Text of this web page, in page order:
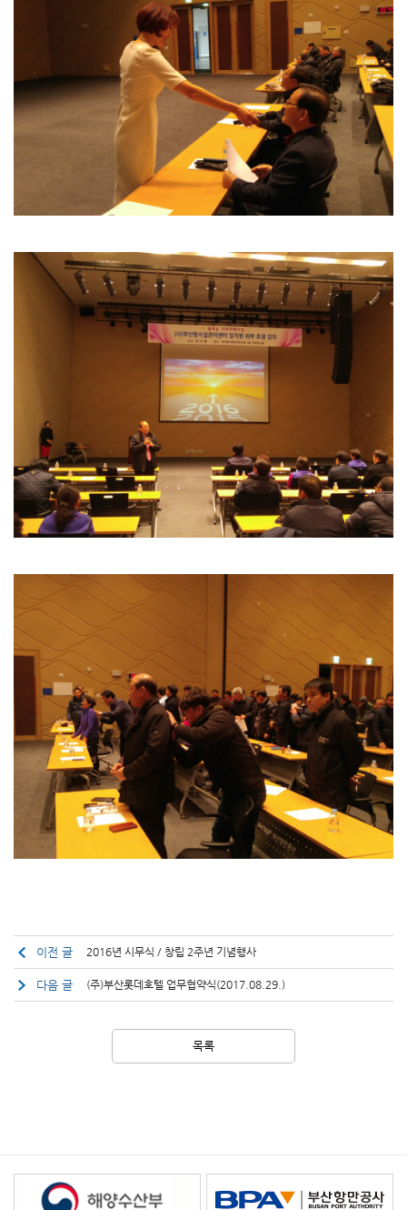
이전 글 2016년 시무식 / 창립 2주년 기념행사
다음 글 (주)부산롯데호텔 업무협약식(2017.08.29.)
목록